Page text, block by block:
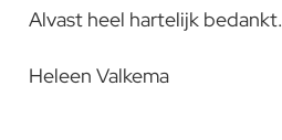
Alvast heel hartelijk bedankt.
Heleen Valkema